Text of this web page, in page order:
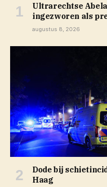
Ultrarechtse
ingezworen als
augustus 8, 2026
Dode bij
Haag